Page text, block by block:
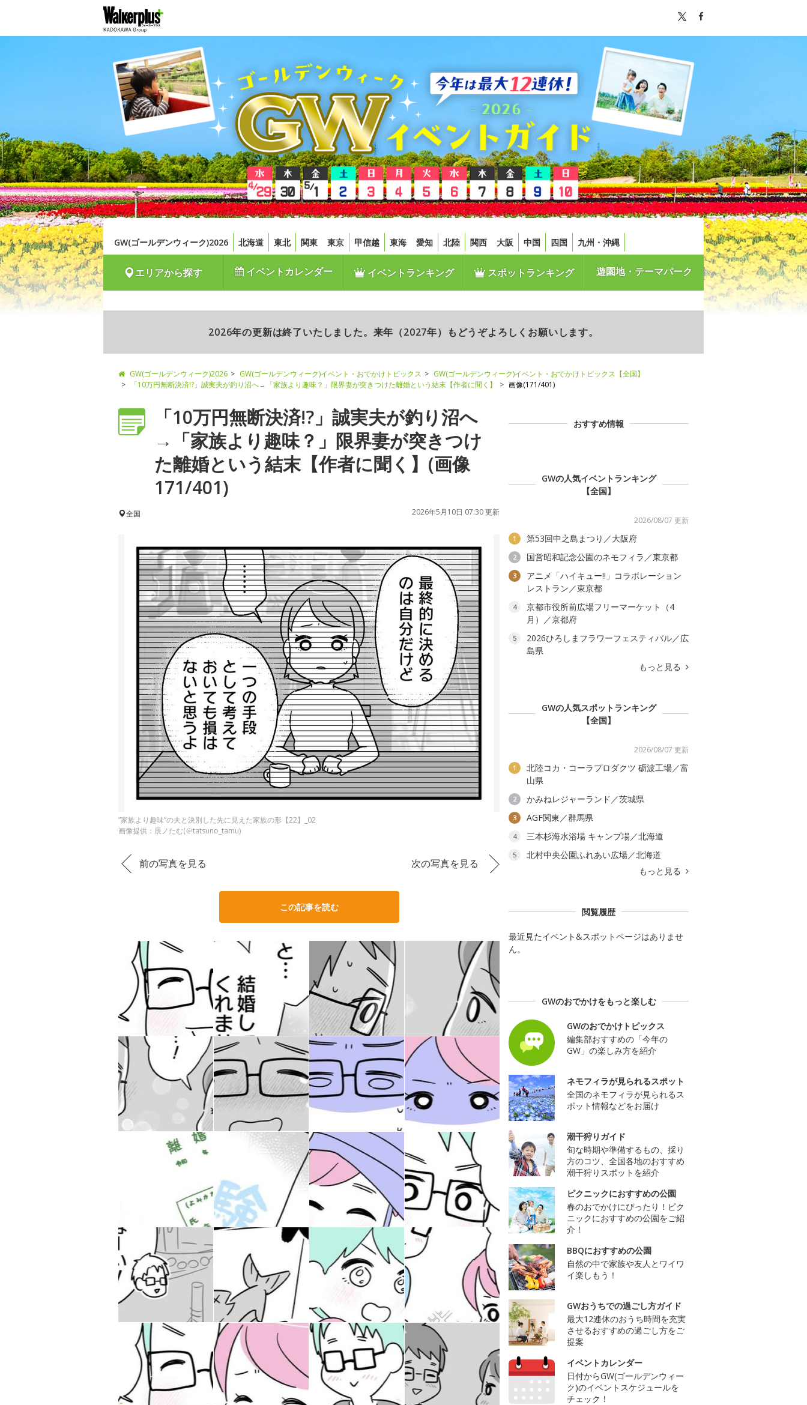
GW(ゴールデンウィーク)2026 北海道 東北 関東 東京 甲信越 東海 愛知 北陸 関西 大阪 中国 四国 九州・沖縄
エリアから探す イベントカレンダー イベントランキング スポットランキング 遊園地・テーマパーク
2026年の更新は終了いたしました。来年（2027年）もどうぞよろしくお願いします。
GW(ゴールデンウィーク)2026 GW(ゴールデンウィーク)イベント・おでかけトピックス
GW(ゴールデンウィーク)イベント・おでかけトピックス【全国】
「10万円無断決済!?」誠実夫が釣り沼へ→「家族より趣味？」限界妻が突きつけた離婚という結末【作者に聞く】
画像(171/401)
「10万円無断決済!?」誠実夫が釣り沼へ
→「家族より趣味？」限界妻が突きつけ
た離婚という結末【作者に聞く】(画像
171/401)
全国 2026年5月10日 07:30 更新
”家族より趣味”の夫と決別した先に見えた家族の形【22】_02
画像提供：辰ノたむ(＠tatsuno_tamu)
前の写真を見る 次の写真を見る
この記事を読む
おすすめ情報
GWの人気イベントランキング
【全国】
2026/08/07 更新
1 第53回中之島まつり／大阪府
2 国営昭和記念公園のネモフィラ／東京都
3
アニメ「ハイキュー!!」コラボレーション
レストラン／東京都
4
京都市役所前広場フリーマーケット（4
月）／京都府
5
2026ひろしまフラワーフェスティバル／広
島県
もっと見る
GWの人気スポットランキング
【全国】
2026/08/07 更新
1
北陸コカ・コーラプロダクツ 砺波工場／富
山県
2 かみねレジャーランド／茨城県
3 AGF関東／群馬県
4 三本杉海水浴場 キャンプ場／北海道
5
北村中央公園ふれあい広場／北海道
もっと見る
閲覧履歴
最近見たイベント&スポットページはありませ
ん。
GWのおでかけをもっと楽しむ
GWのおでかけトピックス
編集部おすすめの「今年の
GW」の楽しみ方を紹介
ネモフィラが見られるスポット
全国のネモフィラが見られるス
ポット情報などをお届け
潮干狩りガイド
旬な時期や準備するもの、採り
方のコツ、全国各地のおすすめ
潮干狩りスポットを紹介
ピクニックにおすすめの公園
春のおでかけにぴったり！ピク
ニックにおすすめの公園をご紹
介！
BBQにおすすめの公園
自然の中で家族や友人とワイワ
イ楽しもう！
GWおうちでの過ごし方ガイド
最大12連休のおうち時間を充実
させるおすすめの過ごし方をご
提案
イベントカレンダー
日付からGW(ゴールデンウィー
ク)のイベントスケジュールを
チェック！